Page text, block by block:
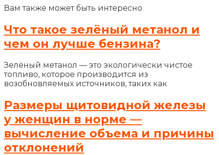
Вам также может быть интересно
Что такое зелёный метанол и
чем он лучше бензина?
Зелёный метанол — это экологически чистое
топливо, которое производится из
возобновляемых источников, таких как
Размеры щитовидной железы
у женщин в норме —
вычисление объема и причины
отклонений